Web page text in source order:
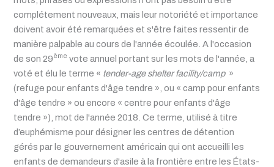
complétement nouveaux, mais leur notoriété et importance
doivent avoir été remarquées et s'être faites ressentir de
manière palpable au cours de l'année écoulée. A l'occasion
de son 29ème vote annuel portant sur les mots de l'année, a
voté et élu le terme « tender-age shelterfacility/camp »
(refuge pour enfants d'âge tendre », ou « camp pour enfants
d'âge tendre » ou encore « centre pour enfants d'âge
tendre »), mot de l'année 2018. Ce terme, utilisé à titre
d’euphémisme pour désigner les centres de détention
gérés par le gouvernement américain qui ont accueilli les
enfants de demandeurs d'asile à la frontière entre les États-